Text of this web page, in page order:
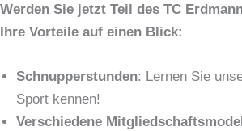
Werden Sie jetzt Teil des TC
Ihre Vorteile auf einen Blick:
Schnupperstunden: Lernen Sie
Sport kennen!
Verschiedene